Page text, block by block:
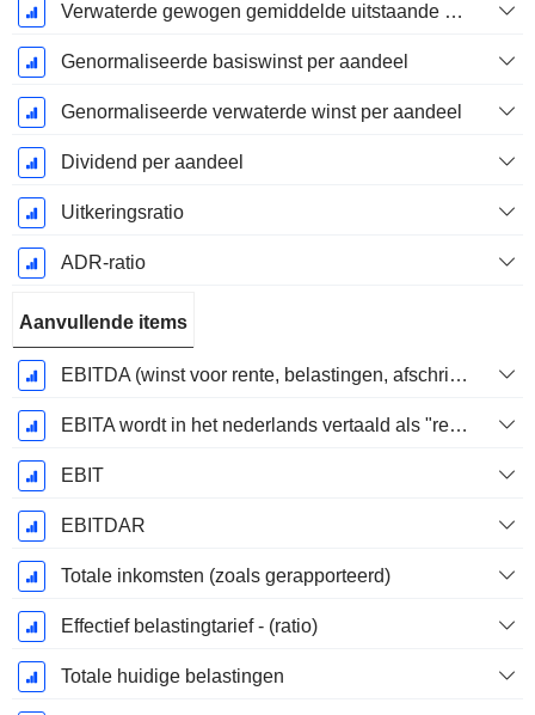
Verwaterde gewogen gemiddelde uitstaande aandelen
Genormaliseerde basiswinst per aandeel
Genormaliseerde verwaterde winst per aandeel
Dividend per aandeel
Uitkeringsratio
ADR-ratio
Aanvullende items
EBITDA (winst voor rente, belastingen, afschrijvingen op immateriële activa en materiële vaste activa)
EBITA wordt in het nederlands vertaald als "resultaat voor interest, belastingen en afschrijvingen".
EBIT
EBITDAR
Totale inkomsten (zoals gerapporteerd)
Effectief belastingtarief - (ratio)
Totale huidige belastingen